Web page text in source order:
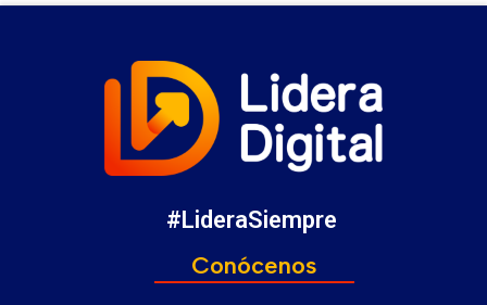
#LideraSiempre
Conócenos